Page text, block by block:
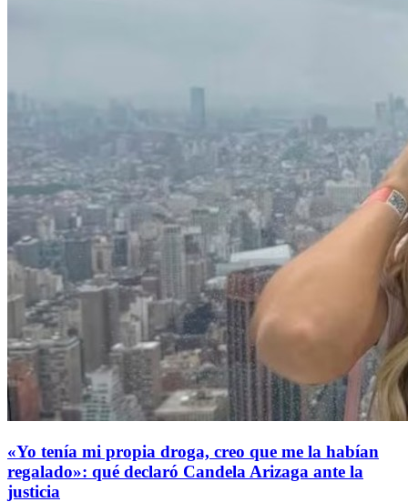
«Yo tenía mi propia droga, creo que me la habían
regalado»: qué declaró Candela Arizaga ante la
justicia